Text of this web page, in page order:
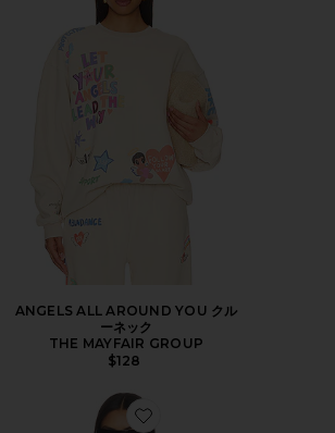
ANGELS ALL AROUND YOU クル
ーネック
THE MAYFAIR GROUP
$128